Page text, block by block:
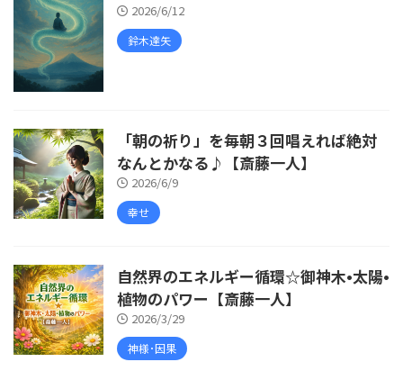
2026/6/12
鈴木達矢
「朝の祈り」を毎朝３回唱えれば絶対
なんとかなる♪【斎藤一人】
2026/6/9
幸せ
自然界のエネルギー循環☆御神木•太陽•
植物のパワー【斎藤一人】
2026/3/29
神様･因果